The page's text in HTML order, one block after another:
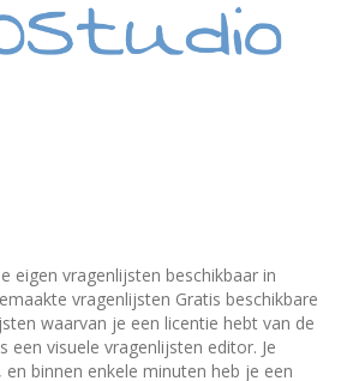
eigen vragenlijsten beschikbaar in
vragenlijsten Gratis beschikbare
waarvan je een licentie hebt van de
een visuele vragenlijsten editor. Je
binnen enkele minuten heb je een